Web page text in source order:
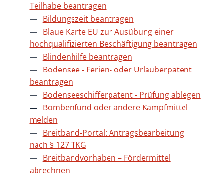
Teilhabe beantragen
Bildungszeit beantragen
Blaue Karte EU zur Ausübung einer
hochqualifizierten Beschäftigung beantragen
Blindenhilfe beantragen
Bodensee - Ferien- oder Urlauberpatent
beantragen
Bodenseeschifferpatent - Prüfung ablegen
Bombenfund oder andere Kampfmittel
melden
Breitband-Portal: Antragsbearbeitung
nach § 127 TKG
Breitbandvorhaben – Fördermittel
abrechnen